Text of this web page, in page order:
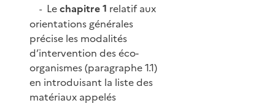
-Lechapitre 1 relatif aux
orientations générales
précise les modalités
d’intervention des éco-
organismes (paragraphe 1.1)
en introduisant la liste des
matériaux appelés